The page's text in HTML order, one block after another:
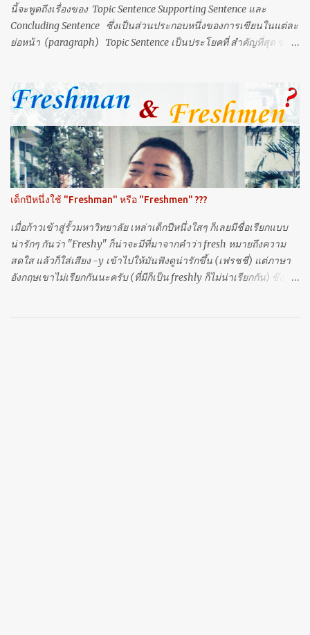
สิ ฉันไม่ม...
นี้จะพูดถึงเรื่องของ Topic Sentence Supporting Sentence และ
Concluding Sentence ซึ่งเป็นส่วนประกอบหนึ่งของการเขียนในแต่ละ
ย่อหน้า (paragraph) Topic Sentence เป็นประโยคที่ สำคัญที่สุด ของ
ว่าย่อหน้า (paragraph) นี้กำลังพูดถึงประเด็นอะไร ซึ่งก็คือความคิด
หลักของย่อหน้า (main idea of a paragraph) Topic sentence ที่ดี
ต้องเป็นการแสดงความคิดเห็น (opinion) ซึ่งทำให้ผู้เขียนเองสามารถ
บรรยายหรือขยายความต่อไปได้ เพราะถ้าหากเป็นการนำเสนอข้อมูล
ความจริง (fact) ผู้เขียนจะไม่สามารถเขียนหรือแสดงข้อมูลอะไรต่อได้
อีก เช่น Potato is a vegetable. เป็น fact เพราะไม่สามารถโต้แย้งได้
มันฝรั่งมันก็เป็นพืชผักจริงๆ (หรือใครจะเถียง?) แล้วผู้เขียนจะเขียน
เด็กปีหนึ่งใช้ "Freshman" หรือ "Freshmen" ???
เมื่อก้าวเข้าสู่รั้วมหาวิทยาลัย เหล่าเด็กปีหนึ่งใสๆ ก็เลยมีชื่อเรียกแบบ
น่ารักๆ กันว่า "Freshy" ก็น่าจะมีที่มาจากคำว่า fresh หมายถึงความ
สดใส แล้วก็ใส่เสียง -y เข้าไปให้มันฟังดูน่ารักขึ้น (เฟรชชี่) แต่ภาษา
อังกฤษเขาไม่เรียกกันนะครับ (ที่มีก็เป็น freshly ก็ไม่น่าเรียกกัน) ซึ่ง